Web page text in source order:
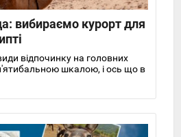
вибираємо курорт для
відпочинку на головних
шкалою, і ось що в